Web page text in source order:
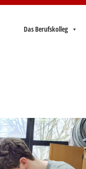
Das Berufskolleg